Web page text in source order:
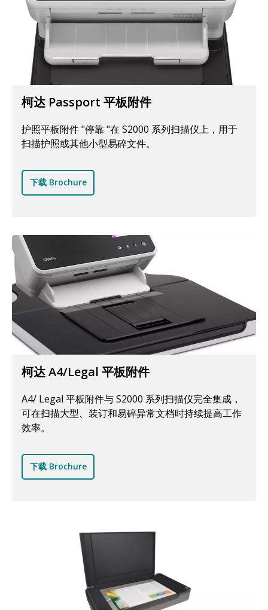
柯达 Passport 平板附件
护照平板附件 "停靠 "在 S2000 系列扫描仪上，用于
扫描护照或其他小型易碎文件。
下载 Brochure
柯达 A4/Legal 平板附件
A4/ Legal 平板附件与 S2000 系列扫描仪完全集成，
可在扫描大型、装订和易碎异常文档时持续提高工作
效率。
下载 Brochure